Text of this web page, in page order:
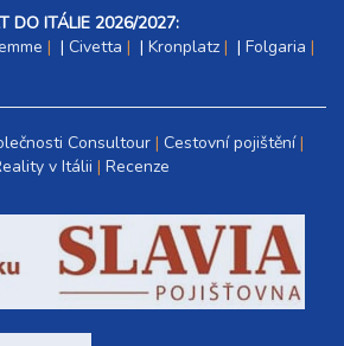
DO ITÁLIE 2026/2027:
| Civetta | Kronplatz | Folgaria
Consultour Cestovní pojištění
v Itálii Recenze